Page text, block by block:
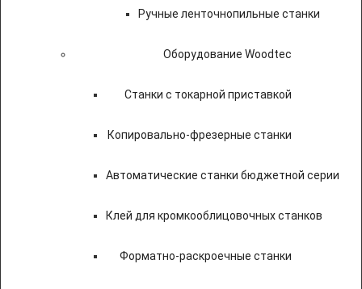
Ручные ленточнопильные станки
Оборудование Woodtec
Станки с токарной приставкой
Копировально-фрезерные станки
Автоматические станки бюджетной серии
Клей для кромкооблицовочных станков
Форматно-раскроечные станки